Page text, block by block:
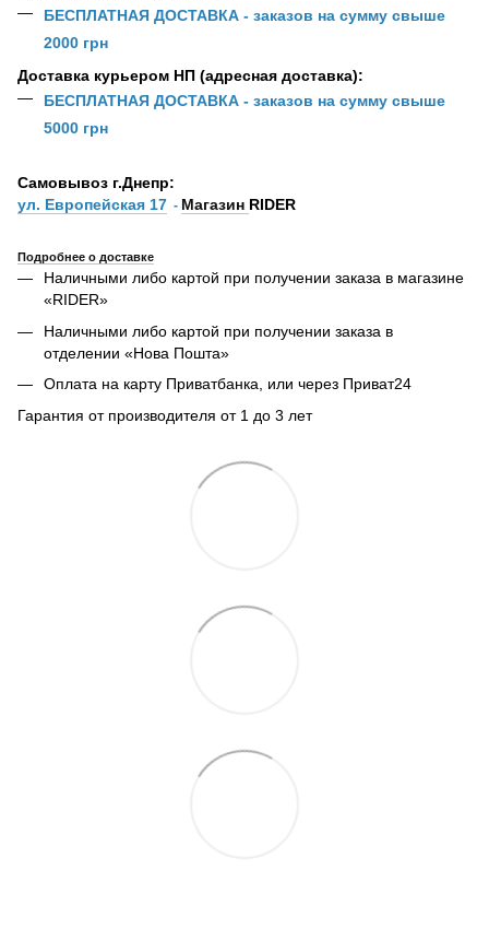
БЕСПЛАТНАЯ ДОСТАВКА - заказов на сумму свыше
2000 грн
Доставка курьером НП (адресная доставка):
БЕСПЛАТНАЯ ДОСТАВКА - заказов на сумму свыше
5000 грн
Самовывоз г.Днепр:
ул. Европейская 17 - Магазин RIDER
Подробнее о доставке
Наличными либо картой при получении заказа в магазине
«RIDER»
Наличными либо картой при получении заказа в
отделении «Нова Пошта»
Оплата на карту Приватбанка, или через Приват24
Гарантия от производителя от 1 до 3 лет